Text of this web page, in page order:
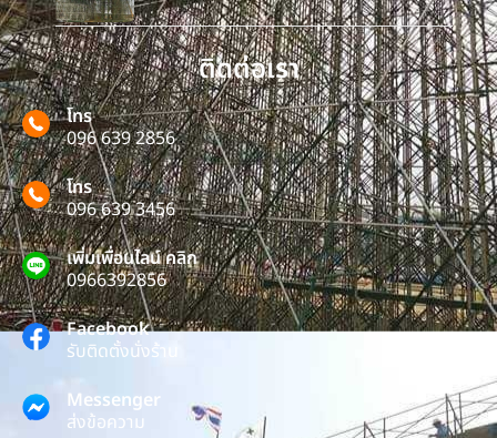
ติดต่อเรา
โทร
096 639 2856
โทร
096 639 3456
เพิ่มเพื่อนไลน์ คลิก
0966392856
Facebook
รับติดตั้งนั่งร้าน
Messenger
ส่งข้อความ